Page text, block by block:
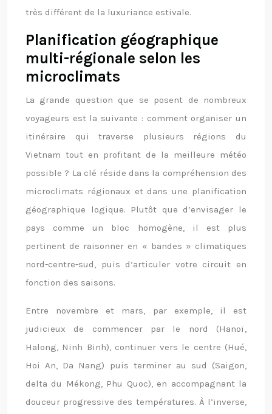
très différent de la luxuriance estivale.
Planification géographique
multi-régionale selon les
microclimats
La grande question que se posent de nombreux
voyageurs est la suivante : comment organiser un
itinéraire qui traverse plusieurs régions du
Vietnam tout en profitant de la meilleure météo
possible ? La clé réside dans la compréhension des
microclimats régionaux et dans une planification
géographique logique. Plutôt que d’envisager le
pays comme un bloc homogène, il est plus
pertinent de raisonner en « bandes » climatiques
nord-centre-sud, puis d’articuler votre circuit en
fonction des saisons.
Entre novembre et mars, par exemple, il est
judicieux de commencer par le nord (Hanoï,
Halong, Ninh Binh), continuer vers le centre (Hué,
Hoi An, Da Nang) puis terminer au sud (Saigon,
delta du Mékong, Phu Quoc), en accompagnant la
douceur progressive des températures. À l’inverse,